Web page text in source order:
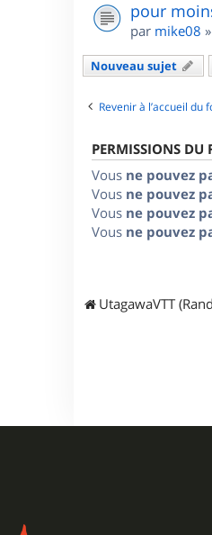
pour
par mike08 »
Nouveau sujet
Revenir à l’accueil du
PERMISSIONS DU
Vous ne pouvez
Vous ne pouvez
Vous ne pouvez
Vous ne pouvez
UtagawaVTT